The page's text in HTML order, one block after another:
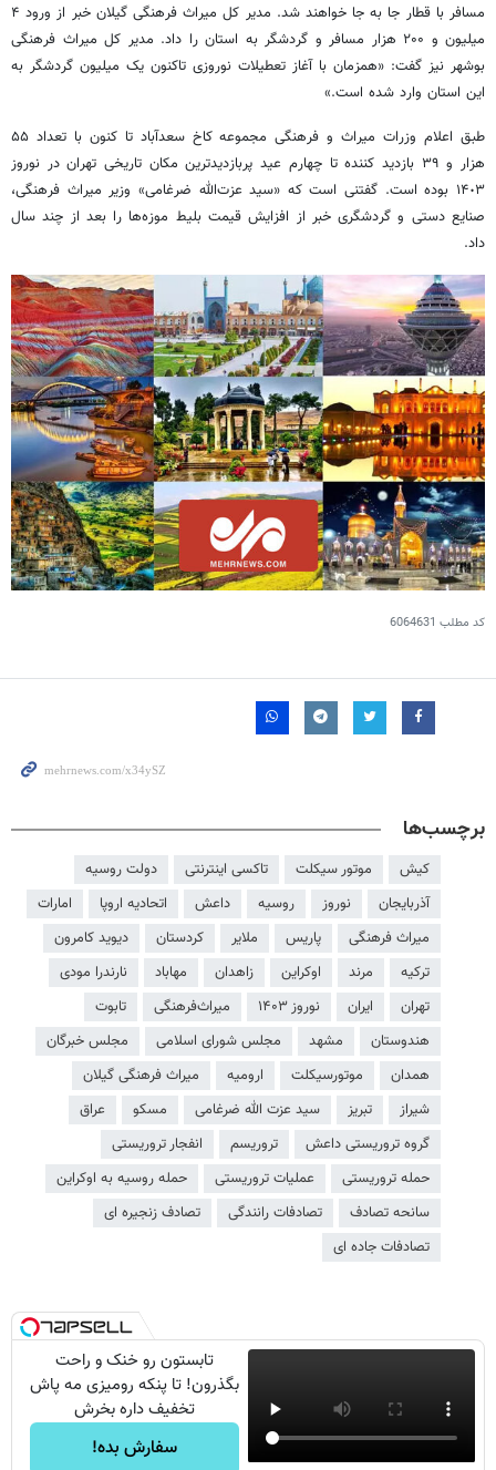
مسافر با قطار جا به جا خواهند شد. مدیر کل میراث فرهنگی گیلان خبر از ورود ۴
میلیون و ٢۰۰ هزار مسافر و گردشگر به استان را داد. مدیر کل میراث فرهنگی
بوشهر نیز گفت: «همزمان با آغاز تعطیلات نوروزی تاکنون یک میلیون گردشگر به
این استان وارد شده است.»
طبق اعلام وزرات میراث و فرهنگی مجموعه کاخ سعدآباد تا کنون با تعداد ۵۵
هزار و ٣٩ بازدید کننده تا چهارم عید پربازدیدترین مکان تاریخی تهران در نوروز
١۴٠٣ بوده است. گفتنی است که «سید عزت‌الله ضرغامی» وزیر میراث فرهنگی،
صنایع دستی و گردشگری خبر از افزایش قیمت بلیط موزه‌ها را بعد از چند سال
داد.
کد مطلب 6064631
برچسب‌ها
کیش موتور سیکلت تاکسی اینترنتی
دولت روسیه
آذربایجان
نوروز روسیه داعش اتحادیه اروپا
امارات
میراث فرهنگی
پاریس ملایر کردستان
دیوید کامرون
ترکیه
مرند اوکراین زاهدان مهاباد
نارندرا مودی
تهران
ایران نوروز ۱۴۰۳ میراث‌فرهنگی
تابوت
هندوستان
مشهد مجلس شورای اسلامی
مجلس خبرگان
همدان
موتورسیکلت ارومیه
میراث فرهنگی گیلان
شیراز
تبریز سید عزت الله ضرغامی مسکو
عراق
گروه تروریستی داعش
تروریسم
انفجار تروریستی
حمله تروریستی
عملیات تروریستی
حمله روسیه به اوکراین
سانحه تصادف
تصادفات رانندگی
تصادف زنجیره ای
تصادفات جاده ای
تابستون رو خنک و راحت
بگذرون! تا پنکه رومیزی مه پاش
تخفیف داره بخرش
سفارش بده!